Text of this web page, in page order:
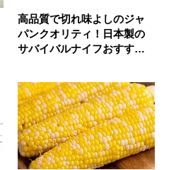
高品質で切れ味よしのジャ
パンクオリティ！日本製の
サバイバルナイフおすすめ7